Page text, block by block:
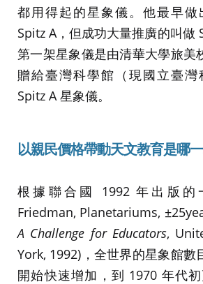
都用得起的星象儀。他最早做
Spitz A，但成功大量推廣的叫做
第一架星象儀是由清華大學旅美
贈給臺灣科學館（現國立臺灣
Spitz A 星象儀。
以親民價格帶動天文教育是哪
根據聯合國 1992 年出版的
Friedman, Planetariums,
A Challenge for Educators,
York, 1992)，全世界的星象館數
開始快速增加，到 1970 年代